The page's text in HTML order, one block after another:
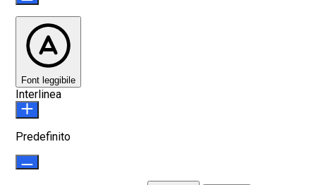
Font leggibile
Interlinea
Predefinito